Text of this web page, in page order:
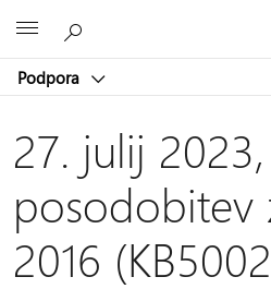
Podpora
27. julij 2023,
posodobitev
2016